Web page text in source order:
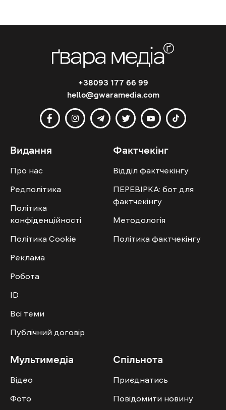
+38093 177 66 99
hello@gwaramedia.com
Видання
Про нас
Редполітика
Політика
конфіденційності
Політика Cookie
Реклама
Робота
ID
Всі теми
Публічний договір
Фактчекінг
Відділ фактчекінгу
ПЕРЕВІРКА: бот для
фактчекінгу
Методологія
Політика фактчекінгу
Мультимедіа
Відео
Фото
Спільнота
Приєднатись
Повідомити новину